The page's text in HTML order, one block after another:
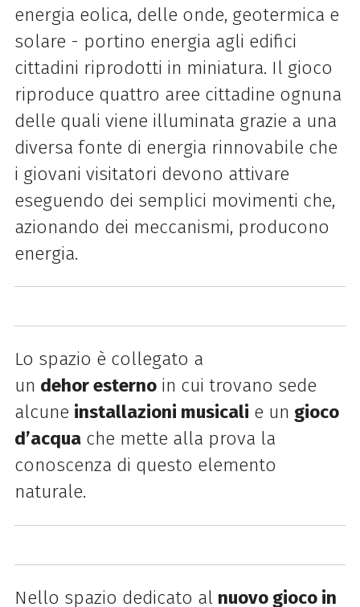
energia eolica, delle onde, geotermica e
solare - portino energia agli edifici
cittadini riprodotti in miniatura. Il gioco
riproduce quattro aree cittadine ognuna
delle quali viene illuminata grazie a una
diversa fonte di energia rinnovabile che
i giovani visitatori devono attivare
eseguendo dei semplici movimenti che,
azionando dei meccanismi, producono
energia.
Lo spazio è collegato a
un dehoresternoin cui trovano sede
alcune installazioni musicali e un gioco
d’acquache mette alla prova la
conoscenza di questo elemento
naturale.
Nello spazio dedicato al nuovo gioco in